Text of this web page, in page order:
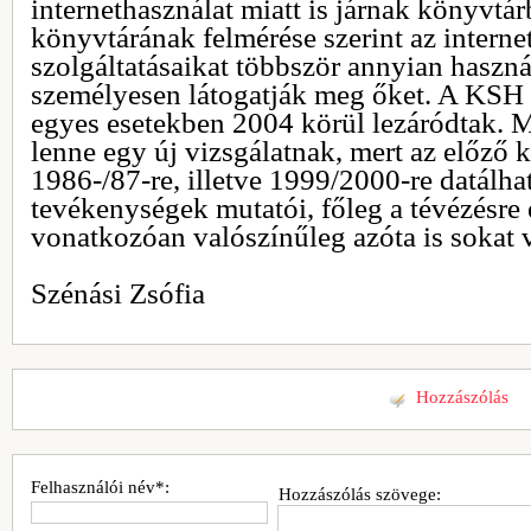
internethasználat miatt is járnak
könyvtárának felmérése szerint az
szolgáltatásaikat többször annyian
személyesen látogatják meg őket. A
egyes esetekben 2004 körül lezáródtak.
lenne egy új vizsgálatnak, mert az előző
1986-/87-re, illetve 1999/2000-re
tevékenységek mutatói, főleg a tévézésre
vonatkozóan valószínűleg azóta is sokat
Szénási Zsófia
Hozzászólás
Hozzászólás szövege:
Felhasználói név*: